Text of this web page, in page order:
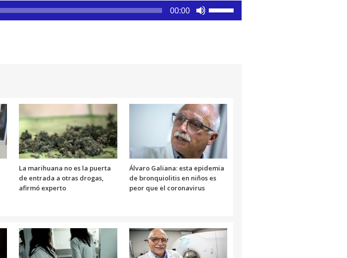
00:00
disminuir
el
volumen.
La marihuana no es la puerta
de entrada a otras drogas,
afirmó experto
Álvaro Galiana: esta epidemia
de bronquiolitis en niños es
peor que el coronavirus